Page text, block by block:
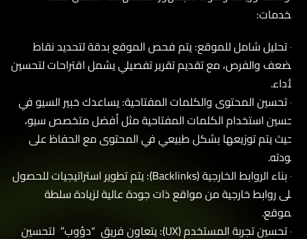
تحليل شامل للموقع: يتم فحص الموقع بدقة لتحديد نقاط
والفرص، مع تقديم تقرير تفصيلي يشمل اقتراحات لتحسين
تحسين المحتوى والكلمات المفتاحية: يساعدك خبير السيو في
استخدام الكلمات المفتاحية مثل أفضل متخصص سيو،
يتم توزيعها بشكل طبيعي في المحتوى مع الحفاظ على
– بناء الروابط الخارجية (Backlinks): يتم تطوير استراتيجيات للحصول
روابط خارجية من مواقع ذات جودة عالية لزيادة سلطة
– تحسين تجربة المستخدم (UX): يتعاون فريق “دؤوب” لتحسين